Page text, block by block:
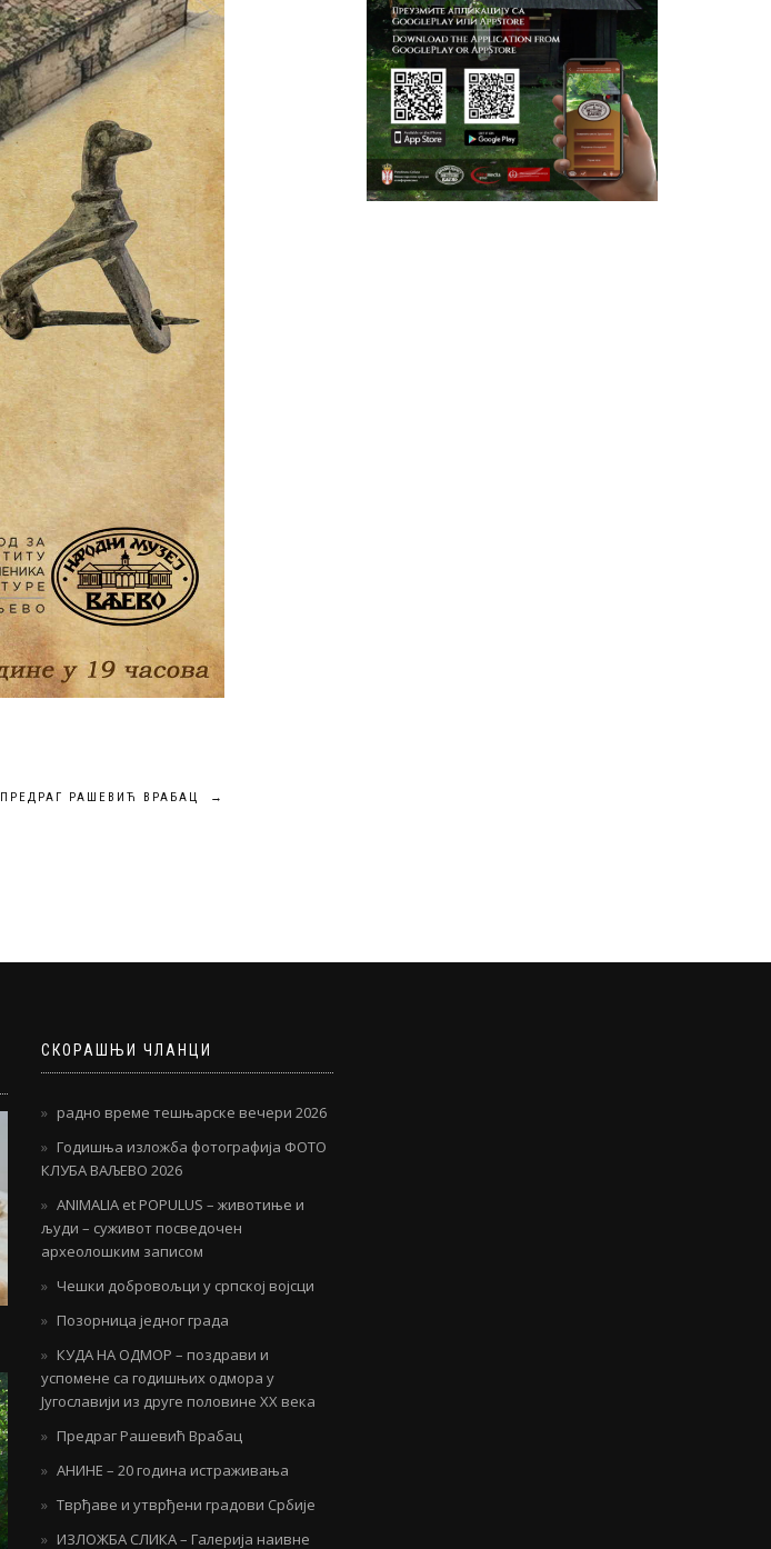
ПРЕДРАГ РАШЕВИЋ ВРАБАЦ →
СКОРАШЊИ ЧЛАНЦИ
радно време тешњарске вечери 2026
Годишња изложба фотографија ФОТО
КЛУБА ВАЉЕВО 2026
ANIMALIA et POPULUS – животиње и
људи – суживот посведочен
археолошким записом
Чешки добровољци у српској војсци
Позорница једног града
КУДА НА ОДМОР – поздрави и
успомене са годишњих одмора у
Југославији из друге половине ХХ века
Предраг Рашевић Врабац
АНИНЕ – 20 година истраживања
Тврђаве и утврђени градови Србије
ИЗЛОЖБА СЛИКА – Галерија наивне